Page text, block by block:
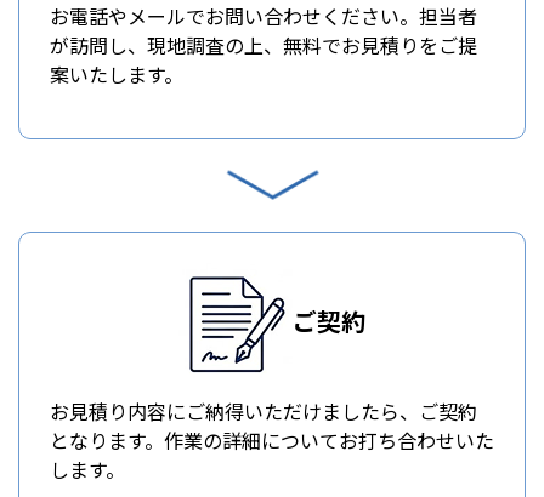
お電話やメールでお問い合わせください。担当者
が訪問し、現地調査の上、無料でお見積りをご提
案いたします。
ご契約
お見積り内容にご納得いただけましたら、ご契約
となります。作業の詳細についてお打ち合わせいた
します。